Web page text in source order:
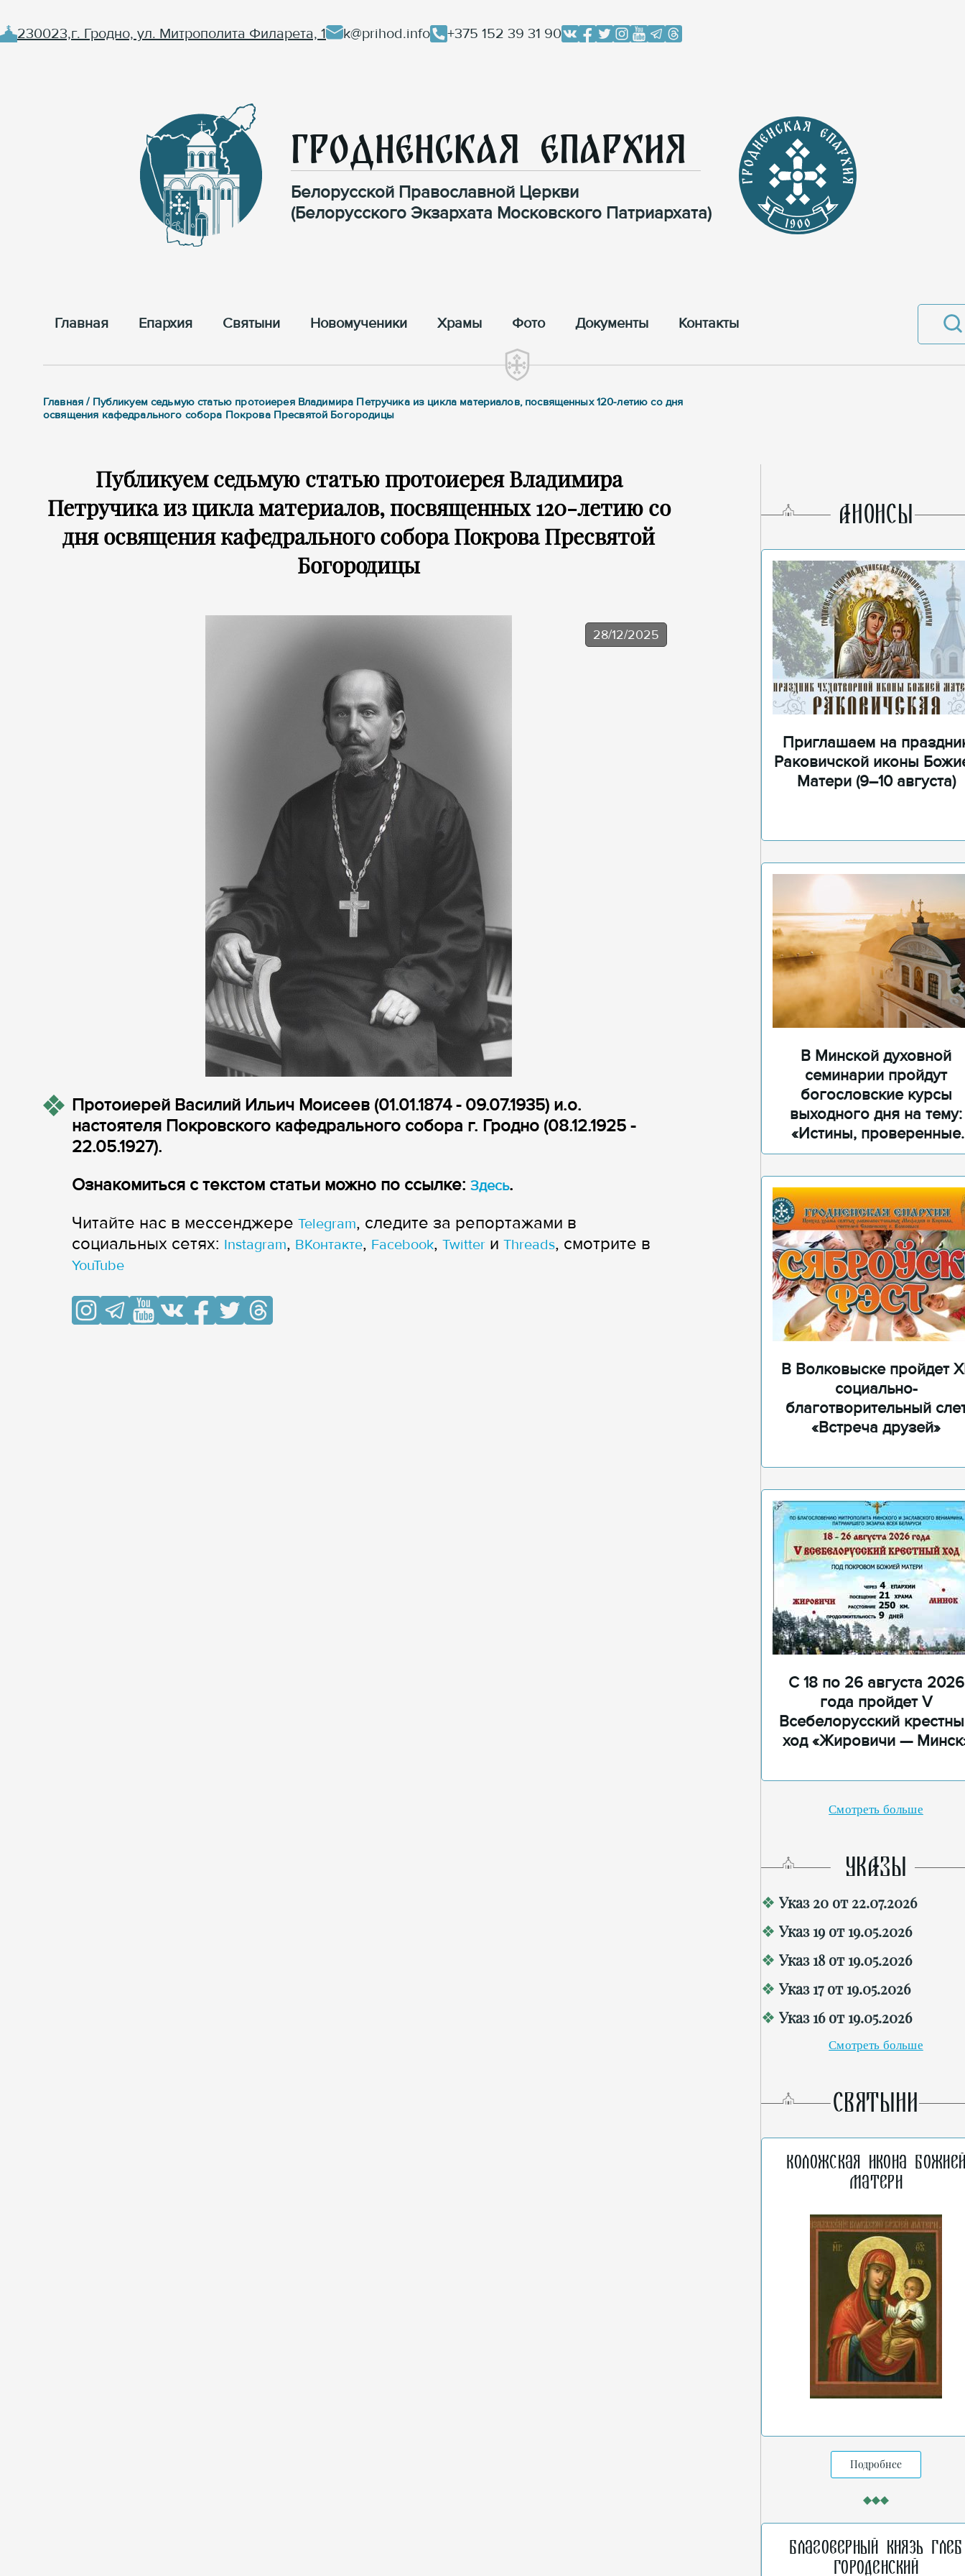
230023,г. Гродно, ул. Митрополита Филарета, 1 k@prihod.info +375 152 39 31 90
Гродненская Епархия
Белорусской Православной Церкви
(Белорусского Экзархата Московского Патриархата)
Главная Епархия Cвятыни Новомученики Храмы Фото Документы Контакты
Главная / Публикуем седьмую статью протоиерея Владимира Петручика из цикла материалов, посвященных 120-летию со дня
освящения кафедрального собора Покрова Пресвятой Богородицы
Публикуем седьмую статью протоиерея Владимира
Петручика из цикла материалов, посвященных 120-летию со
дня освящения кафедрального собора Покрова Пресвятой
Богородицы
28/12/2025
Протоиерей Василий Ильич Моисеев (01.01.1874 - 09.07.1935) и.о.
настоятеля Покровского кафедрального собора г. Гродно (08.12.1925 -
22.05.1927).
Ознакомиться с текстом статьи можно по ссылке: Здесь.
Читайте нас в мессенджере Telegram, следите за репортажами в
cоциальных сетях: Instagram, ВКонтакте, Facebook, Twitter и Threads, смотрите в
YouTube
AНОНСЫ
Приглашаем на
Раковичской иконы
Матери (9–10 августа)
В Минской духовной
семинарии пройдут
богословские курсы
выходного дня на тему:
«Истины, проверенные
временем»
В Волковыске пройдет
социально-
благотворительный
«Встреча друзей»
С 18 по 26 августа 2026
года пройдет V
Всебелорусский
ход «Жировичи —
Смотреть больше
УКАЗЫ
Указ 20 от 22.07.2026
Указ 19 от 19.05.2026
Указ 18 от 19.05.2026
Указ 17 от 19.05.2026
Указ 16 от 19.05.2026
Смотреть больше
СВЯТЫНИ
Коложская икона
Матери
Подробнее
Благоверный князь Глеб
Городенский